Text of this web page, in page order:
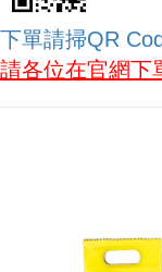
下單請掃QR
請各位在官網下